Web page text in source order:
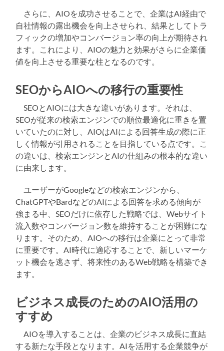
さらに、AIOを成功させることで、企業はAI経由で
自社情報の露出機会を向上させられ、結果としてトラ
フィックの増加やコンバージョン率の向上が期待され
ます。これにより、AIOの魅力と効果がさらに企業価
値を向上させる重要な柱となるのです。
SEOからAIOへの移行の重要性
SEOとAIOには大きな違いがあります。それは、
SEOが従来の検索エンジンでの順位最適化に重きを置
いていたのに対し、AIOはAIによる回答生成の際に正
しく情報が引用されることを目指している点です。こ
の違いは、検索エンジンとAIの仕組みの根本的な違い
に由来します。
ユーザーがGoogleなどの検索エンジンから、
ChatGPTやBardなどのAIによる回答を求める傾向が
強まる中、SEOだけに依存した戦略では、Webサイト
流入数やコンバージョン数を維持することが困難にな
ります。そのため、AIOへの移行は企業にとって非常
に重要です。AI時代に適応することで、新しいマーケ
ット機会を逃さず、将来性のあるWeb戦略を構築でき
ます。
ビジネス成長のためのAIO活用の
すすめ
AIOを導入することは、企業のビジネス成長に直結
する新たな手段となります。AIを活用する企業競争が